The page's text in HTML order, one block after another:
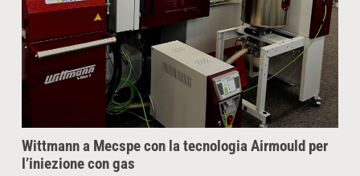
Wittmann a Mecspe con la tecnologia Airmould per
l’iniezione con gas